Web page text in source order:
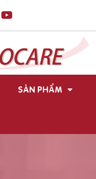
SẢN PHẨM